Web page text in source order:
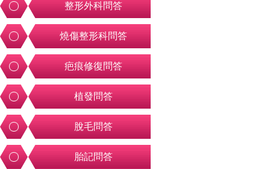
整形外科問答
燒傷整形科問答
疤痕修復問答
植發問答
脫毛問答
胎記問答